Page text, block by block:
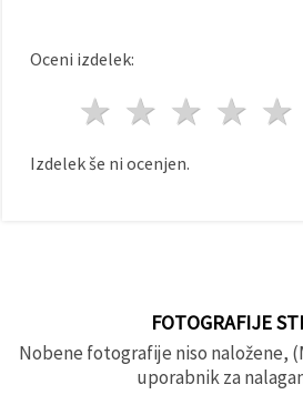
Oceni izdelek:
4
3
2 zvezde
1 zvezda
Izdelek še ni ocenjen.
FOTOGRAFIJE
Nobene fotografije niso naložene,
uporabnik za